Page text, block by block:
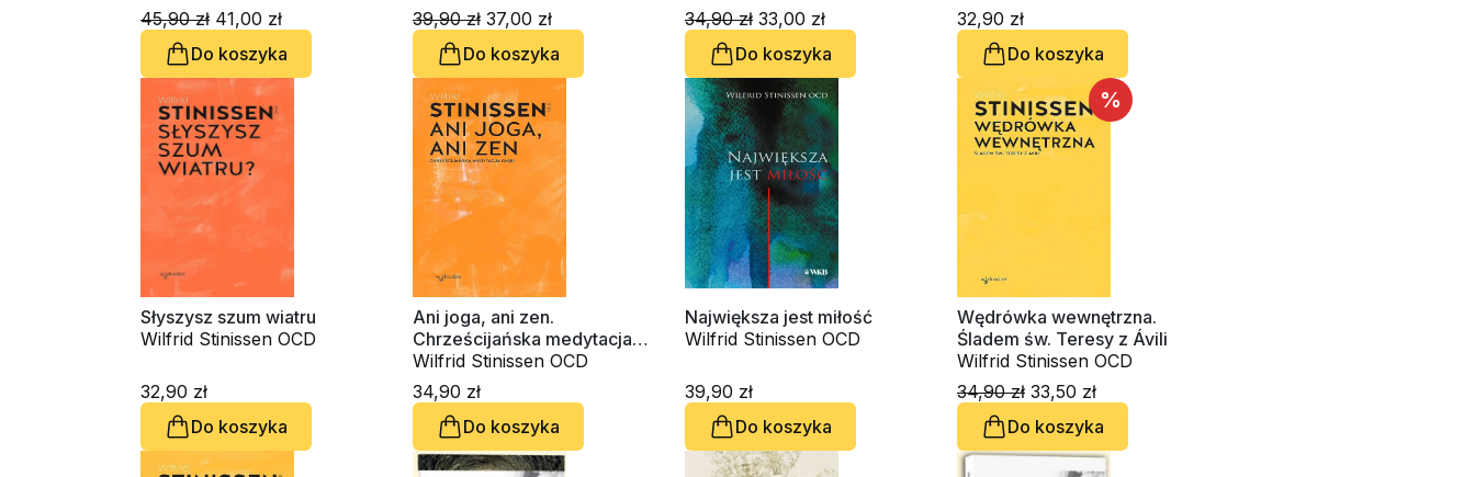
45,90 zł 41,00 zł
Do koszyka
39,90 zł 37,00 zł
Do koszyka
34,90 zł 33,00 zł
Do koszyka
32,90 zł
Do koszyka
Słyszysz szum wiatru
Wilfrid Stinissen OCD
32,90 zł
Do koszyka
Ani joga, ani zen.
Chrześcijańska medytacja
głębi
Wilfrid Stinissen OCD
34,90 zł
Do koszyka
Największa jest miłość
Wilfrid Stinissen OCD
39,90 zł
Do koszyka
%
Wędrówka wewnętrzna.
Śladem św. Teresy z Ávili
Wilfrid Stinissen OCD
34,90 zł 33,50 zł
Do koszyka